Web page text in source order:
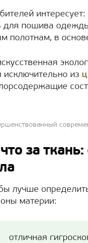
для пошива
полотнам, в
исключительно из
за
лучше
материи:
отличная